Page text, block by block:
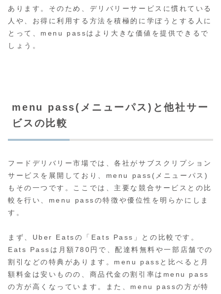
あります。そのため、デリバリーサービスに慣れている
人や、お得に利用する方法を積極的に学ぼうとする人に
とって、menu passはより大きな価値を提供できるで
しょう。
menu pass(メニューパス)と他社サー
ビスの比較
フードデリバリー市場では、各社がサブスクリプション
サービスを展開しており、menu pass(メニューパス)
もその一つです。ここでは、主要な競合サービスとの比
較を行い、menu passの特徴や優位性を明らかにしま
す。
まず、Uber Eatsの「Eats Pass」との比較です。
Eats Passは月額780円で、配達料無料や一部店舗での
割引などの特典があります。menu passと比べると月
額料金は安いものの、商品代金の割引率はmenu pass
の方が高くなっています。また、menu passの方が特